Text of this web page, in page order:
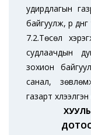
удирдлагын
байгуулж, үр
7.2.Төсөл
судлаачдын
зохион
санал,
газарт
ХУУЛЬ